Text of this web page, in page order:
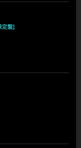
定盤]